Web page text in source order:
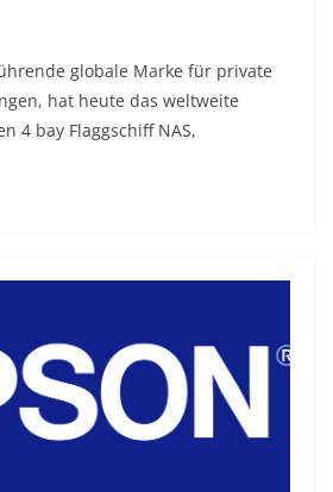
globale Marke für private
hat heute das weltweite
4 bay Flaggschiff NAS,